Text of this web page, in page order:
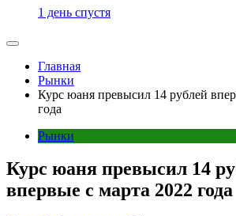
1 день спустя
Главная
Рынки
Курс юаня превысил 14 рублей
года
Рынки
Курс юаня превысил 14
впервые с марта 2022 года